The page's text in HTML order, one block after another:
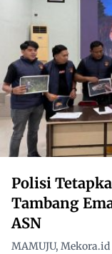
Polisi
Tambang
ASN
MAMUJU,